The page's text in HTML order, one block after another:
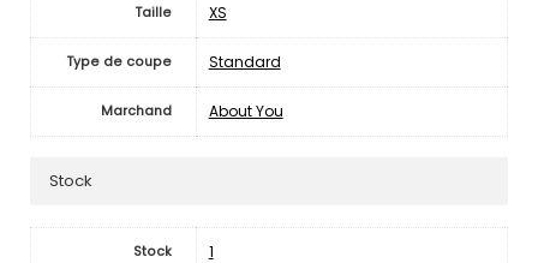
Taille XS
Type de coupe Standard
Marchand About You
Stock
Stock 1